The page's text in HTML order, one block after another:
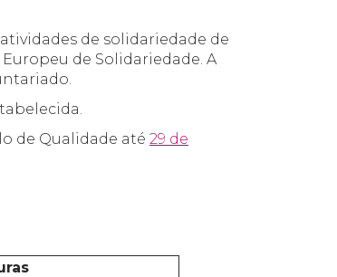
de solidariedade de
de Solidariedade. A
de Qualidade até 29 de